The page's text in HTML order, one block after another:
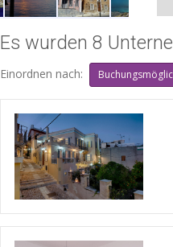
Es wurden 8
Einordnen nach: